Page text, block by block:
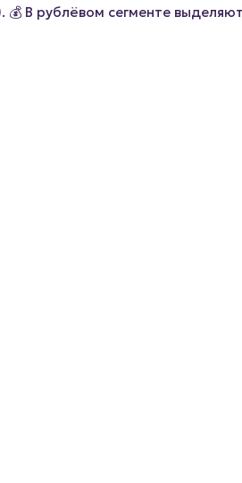
💰 В рублёвом сегменте